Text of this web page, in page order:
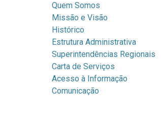
Quem Somos
Missão e Visão
Histórico
Estrutura Administrativa
Superintendências Regionais
Carta de Serviços
Acesso à Informação
Comunicação